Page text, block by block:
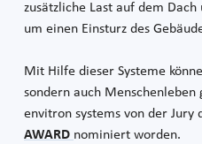
zusätzliche Last auf dem
um einen Einsturz des
Mit Hilfe dieser Systeme
sondern auch
envitron systems von der Jury
AWARD nominiert worden.